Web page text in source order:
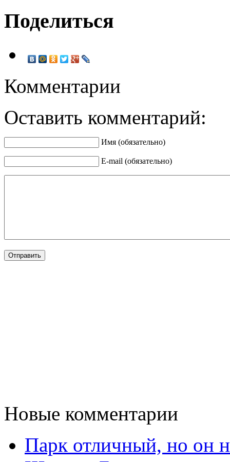
Поделиться
Комментарии
Оставить комментарий:
Имя (обязательно)
E-mail (обязательно)
Новые комментарии
Парк отличный, но он